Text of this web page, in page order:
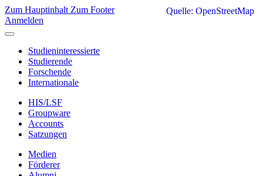
Zum Hauptinhalt Zum Footer
Anmelden
Studieninteressierte
Studierende
Forschende
Internationale
HIS/LSF
Groupware
Accounts
Satzungen
Medien
Förderer
Quelle: OpenStreetMap